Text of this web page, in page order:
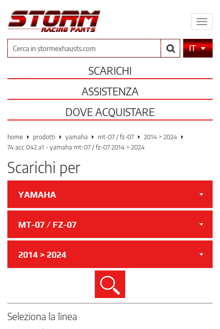
il
CercaIT
SCARICHI
ASSISTENZA
DOVE ACQUISTARE
home prodotti yamaha mt-07 / fz-07
2014 > 2024
74.acc.042.a1 - yamaha mt-07 / fz-07 2014 > 2024
Scarichi per
YAMAHA
MT-07 / FZ-07
2014 > 2024
Cerca
Seleziona la linea